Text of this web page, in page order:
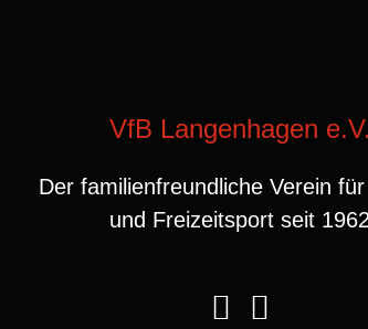
VfB Langenhagen e.V.
Der familienfreundliche Verein
und Freizeitsport seit 1962